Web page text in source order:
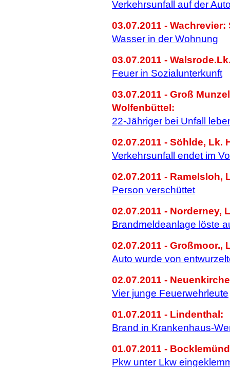
Verkehrsunfall auf der
03.07.2011 -
Wasser in der Wohnung
03.07.2011 -
Feuer in Sozialunterkunft
03.07.2011 - Groß
Wolfenbüttel:
22-Jähriger bei Unfall
02.07.2011 - Söhlde, Lk.
Verkehrsunfall endet im
02.07.2011 - Ramelsloh,
Person verschüttet
02.07.2011 - Norderney,
Brandmeldeanlage löste
02.07.2011 - Großmoor.,
Auto wurde von
02.07.2011 -
Vier junge Feuerwehrleute
01.07.2011 - Lindenthal:
Brand in Krankenhaus-
01.07.2011 -
Pkw unter Lkw